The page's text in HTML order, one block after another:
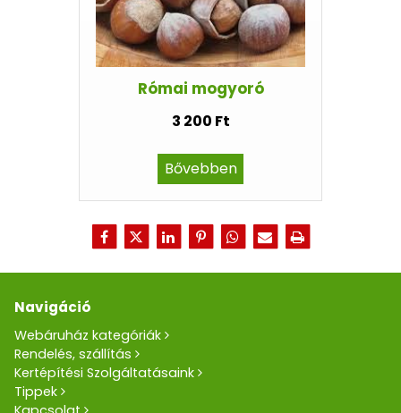
Római mogyoró
3 200 Ft
Bővebben
Navigáció
Webáruház kategóriák
Rendelés, szállítás
Kertépítési Szolgáltatásaink
Tippek